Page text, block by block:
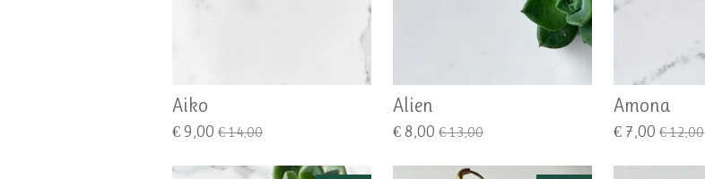
Aiko
€ 9,00 € 14,00
Alien
€ 8,00 € 13,00
Amona
€ 7,00 € 12,00